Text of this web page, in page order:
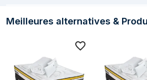
Meilleures alternatives &